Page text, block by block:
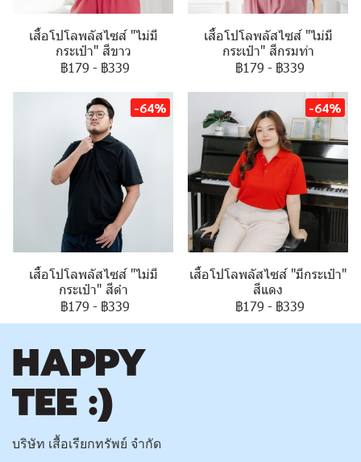
เสื้อโปโลพลัสไซส์ "ไม่มี
กระเป๋า" สีขาว
฿179 - ฿339
เสื้อโปโลพลัสไซส์ "ไม่มี
กระเป๋า" สีกรมท่า
฿179 - ฿339
-64%
เสื้อโปโลพลัสไซส์ "ไม่มี
กระเป๋า" สีดำ
฿179 - ฿339
-64%
เสื้อโปโลพลัสไซส์ "มีกระเป๋า"
สีแดง
฿179 - ฿339
บริษัท เสื้อเรียกทรัพย์ จำกัด